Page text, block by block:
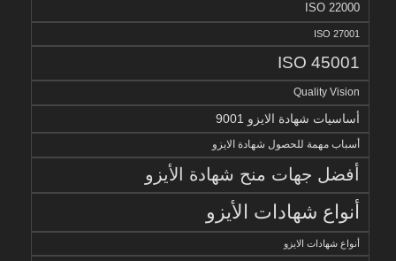
ISO 22000
ISO 27001
ISO 45001
Quality Vision
أساسيات شهادة الايزو 9001
أسباب مهمة للحصول شهادة الايزو
أفضل جهات منح شهادة الأيزو
أنواع شهادات الأيزو
أنواع شهادات الايزو